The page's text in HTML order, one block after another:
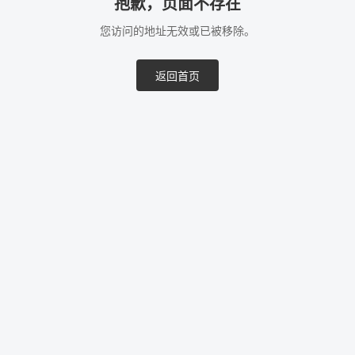
抱歉，页面不存在
您访问的地址无效或已被移除。
返回首页